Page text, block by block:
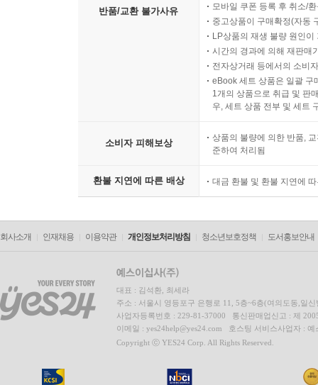
반품/교환 불가사유
모바일 쿠폰 등록 후 취소/
중고상품이 구매확정(자동
LP상품의 재생 불량 원인
시간의 경과에 의해 재판매
전자상거래 등에서의 소비
eBook 세트 상품은 일괄 구
1개의 상품으로 취급 및 판
우, 세트 상품 전부 및 세트
소비자 피해보상
상품의 불량에 의한 반품,
준하여 처리됨
환불 지연에 따른 배상 대금 환불 및 환불 지연에
회사소개 인재채용 이용약관 개인정보처리방침 청소년보호정책 도서홍보안내
대표 : 김석환, 최세라
주소 : 서울시 영등포구 은행로 11, 5층~6층(여의도동,일신
사업자등록번호 : 229-81-37000 통신판매업신고 : 제
이메일 : yes24help@yes24.com 호스팅 서비스사업자 :
Copyright ⓒ YES24 Corp. All Rights Reserved.